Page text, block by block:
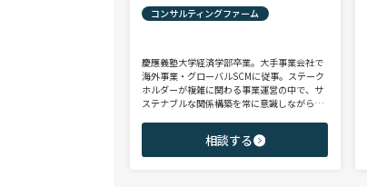
コンサルティングファーム
慶應義塾大学経済学部卒業。大手事業会社で
海外事業・グローバルSCMに従事。ステーク
ホルダーが複雑に関わる事業運営の中で、サ
ステナブルな関係構築を常に意識しながら意
商社、投資銀行、大手事業会社を始めとする
幅広い領域で、若手～エグゼクティブまでご
相談する